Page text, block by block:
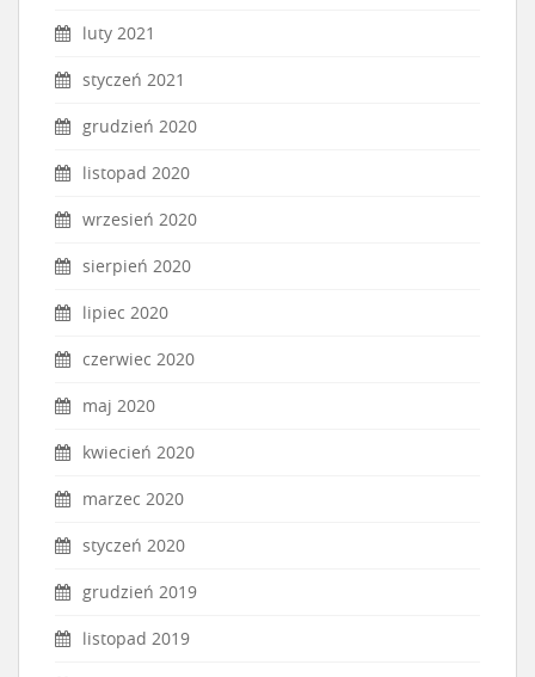
luty 2021
styczeń 2021
grudzień 2020
listopad 2020
wrzesień 2020
sierpień 2020
lipiec 2020
czerwiec 2020
maj 2020
kwiecień 2020
marzec 2020
styczeń 2020
grudzień 2019
listopad 2019